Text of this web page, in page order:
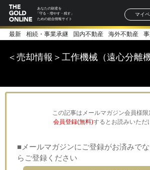
あなたの財産を
「守る・増やす・残す」
ための総合情報サイト
マイ
最新 相続・事業承継 国内不動産 海外不動産
＜売却情報＞工作機械（遠心分離
この記事はメールマガジン会員様限
会員登録(無料)するとお読みいただ
■メールマガジンにご登録がお済みで
らご登録ください